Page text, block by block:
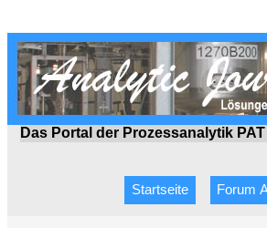
Das Portal der Prozessanalytik
Startseite Forum